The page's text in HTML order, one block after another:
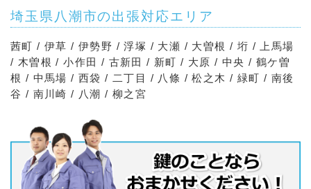
埼玉県八潮市の出張対応エリア
茜町 / 伊草 / 伊勢野 / 浮塚 / 大瀬 / 大曽根 / 垳 / 上馬場
/ 木曽根 / 小作田 / 古新田 / 新町 / 大原 / 中央 / 鶴ケ曽
根 / 中馬場 / 西袋 / 二丁目 / 八條 / 松之木 / 緑町 / 南後
谷 / 南川崎 / 八潮 / 柳之宮